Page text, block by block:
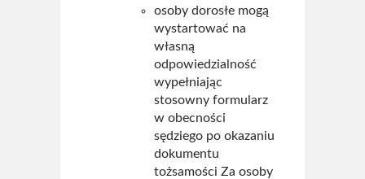
osoby dorosłe mogą
wystartować na
własną
odpowiedzialność
wypełniając
stosowny formularz
w obecności
sędziego po okazaniu
dokumentu
tożsamości Za osoby